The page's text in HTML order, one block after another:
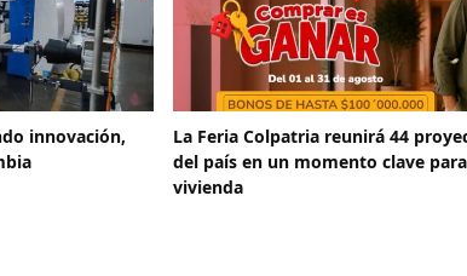
innovación,
La Feria Colpatria reunirá 44
del país en un momento clave
vivienda